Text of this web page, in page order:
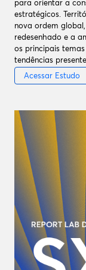
para orientar a
estratégicos.
nova ordem
redesenhado e a
os principais
tendências
Acessar Estudo